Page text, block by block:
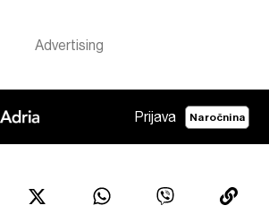
Prijava Naročnina